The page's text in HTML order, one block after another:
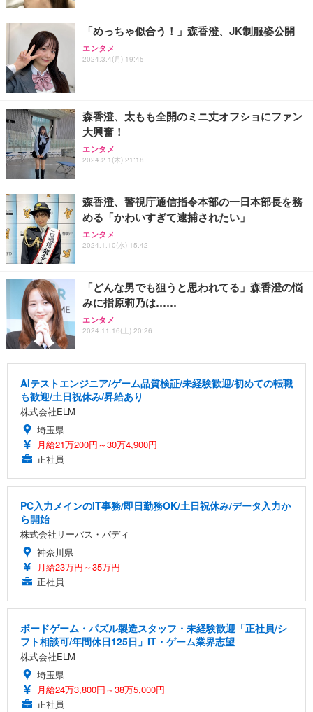
「めっちゃ似合う！」森香澄、JK制服姿公開
エンタメ
2024.3.4(月) 19:45
森香澄、太もも全開のミニ丈オフショにファン
大興奮！
エンタメ
2024.2.1(木) 21:18
森香澄、警視庁通信指令本部の一日本部長を務
める「かわいすぎて逮捕されたい」
エンタメ
2024.1.10(水) 15:42
「どんな男でも狙うと思われてる」森香澄の悩
みに指原莉乃は……
エンタメ
2024.11.16(土) 20:26
AIテストエンジニア/ゲーム品質検証/未経験歓迎/初めての転職
も歓迎/土日祝休み/昇給あり
株式会社ELM
埼玉県
月給21万200円～30万4,900円
正社員
PC入力メインのIT事務/即日勤務OK/土日祝休み/データ入力か
ら開始
株式会社リーパス・バディ
神奈川県
月給23万円～35万円
正社員
ボードゲーム・パズル製造スタッフ・未経験歓迎「正社員/シ
フト相談可/年間休日125日」IT・ゲーム業界志望
株式会社ELM
埼玉県
月給24万3,800円～38万5,000円
正社員